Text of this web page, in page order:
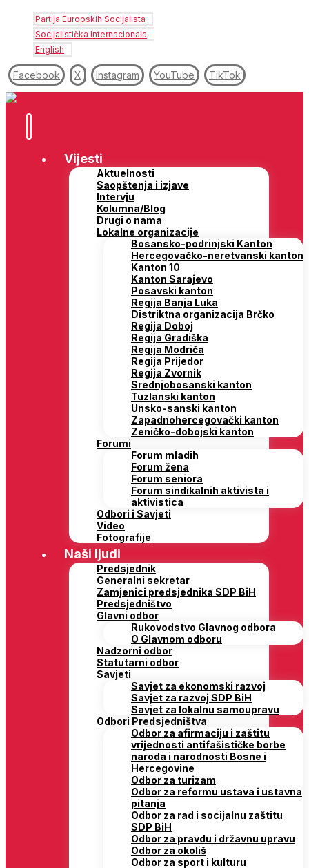
Partija Europskih Socijalista
Socijalistička Internacionala
English
Facebook X Instagram YouTube TikTok
Vijesti
Aktuelnosti
Saopštenja i izjave
Intervju
Kolumna/Blog
Drugi o nama
Lokalne organizacije
Bosansko-podrinjski Kanton
Hercegovačko-neretvanski kanton
Kanton 10
Kanton Sarajevo
Posavski kanton
Regija Banja Luka
Distriktna organizacija Brčko
Regija Doboj
Regija Gradiška
Regija Modriča
Regija Prijedor
Regija Zvornik
Srednjobosanski kanton
Tuzlanski kanton
Unsko-sanski kanton
Zapadnohercegovački kanton
Zeničko-dobojski kanton
Forumi
Forum mladih
Forum žena
Forum seniora
Forum sindikalnih aktivista i
aktivistica
Odbori i Savjeti
Video
Fotografije
Naši ljudi
Predsjednik
Generalni sekretar
Zamjenici predsjednika SDP BiH
Predsjedništvo
Glavni odbor
Rukovodstvo Glavnog odbora
O Glavnom odboru
Nadzorni odbor
Statutarni odbor
Savjeti
Savjet za ekonomski razvoj
Savjet za razvoj SDP BiH
Savjet za lokalnu samoupravu
Odbori Predsjedništva
Odbor za afirmaciju i zaštitu
vrijednosti antifašističke borbe
naroda i narodnosti Bosne i
Hercegovine
Odbor za turizam
Odbor za reformu ustava i ustavna
pitanja
Odbor za rad i socijalnu zaštitu
SDP BiH
Odbor za pravdu i državnu upravu
Odbor za okoliš
Odbor za sport i kulturu